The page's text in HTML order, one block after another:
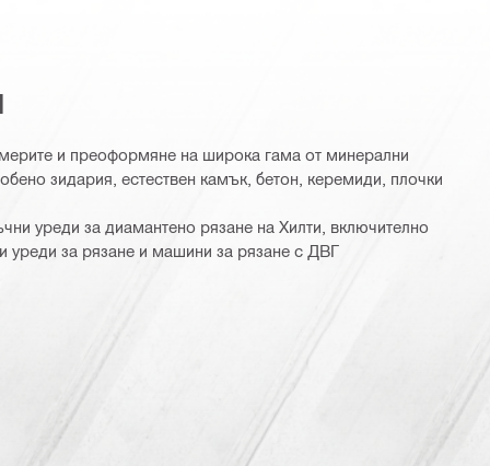
и преоформяне на широка гама от минерални
зидария, естествен камък, бетон, керемиди, плочки
уреди за диамантено рязане на Хилти, включително
уреди за рязане и машини за рязане с ДВГ